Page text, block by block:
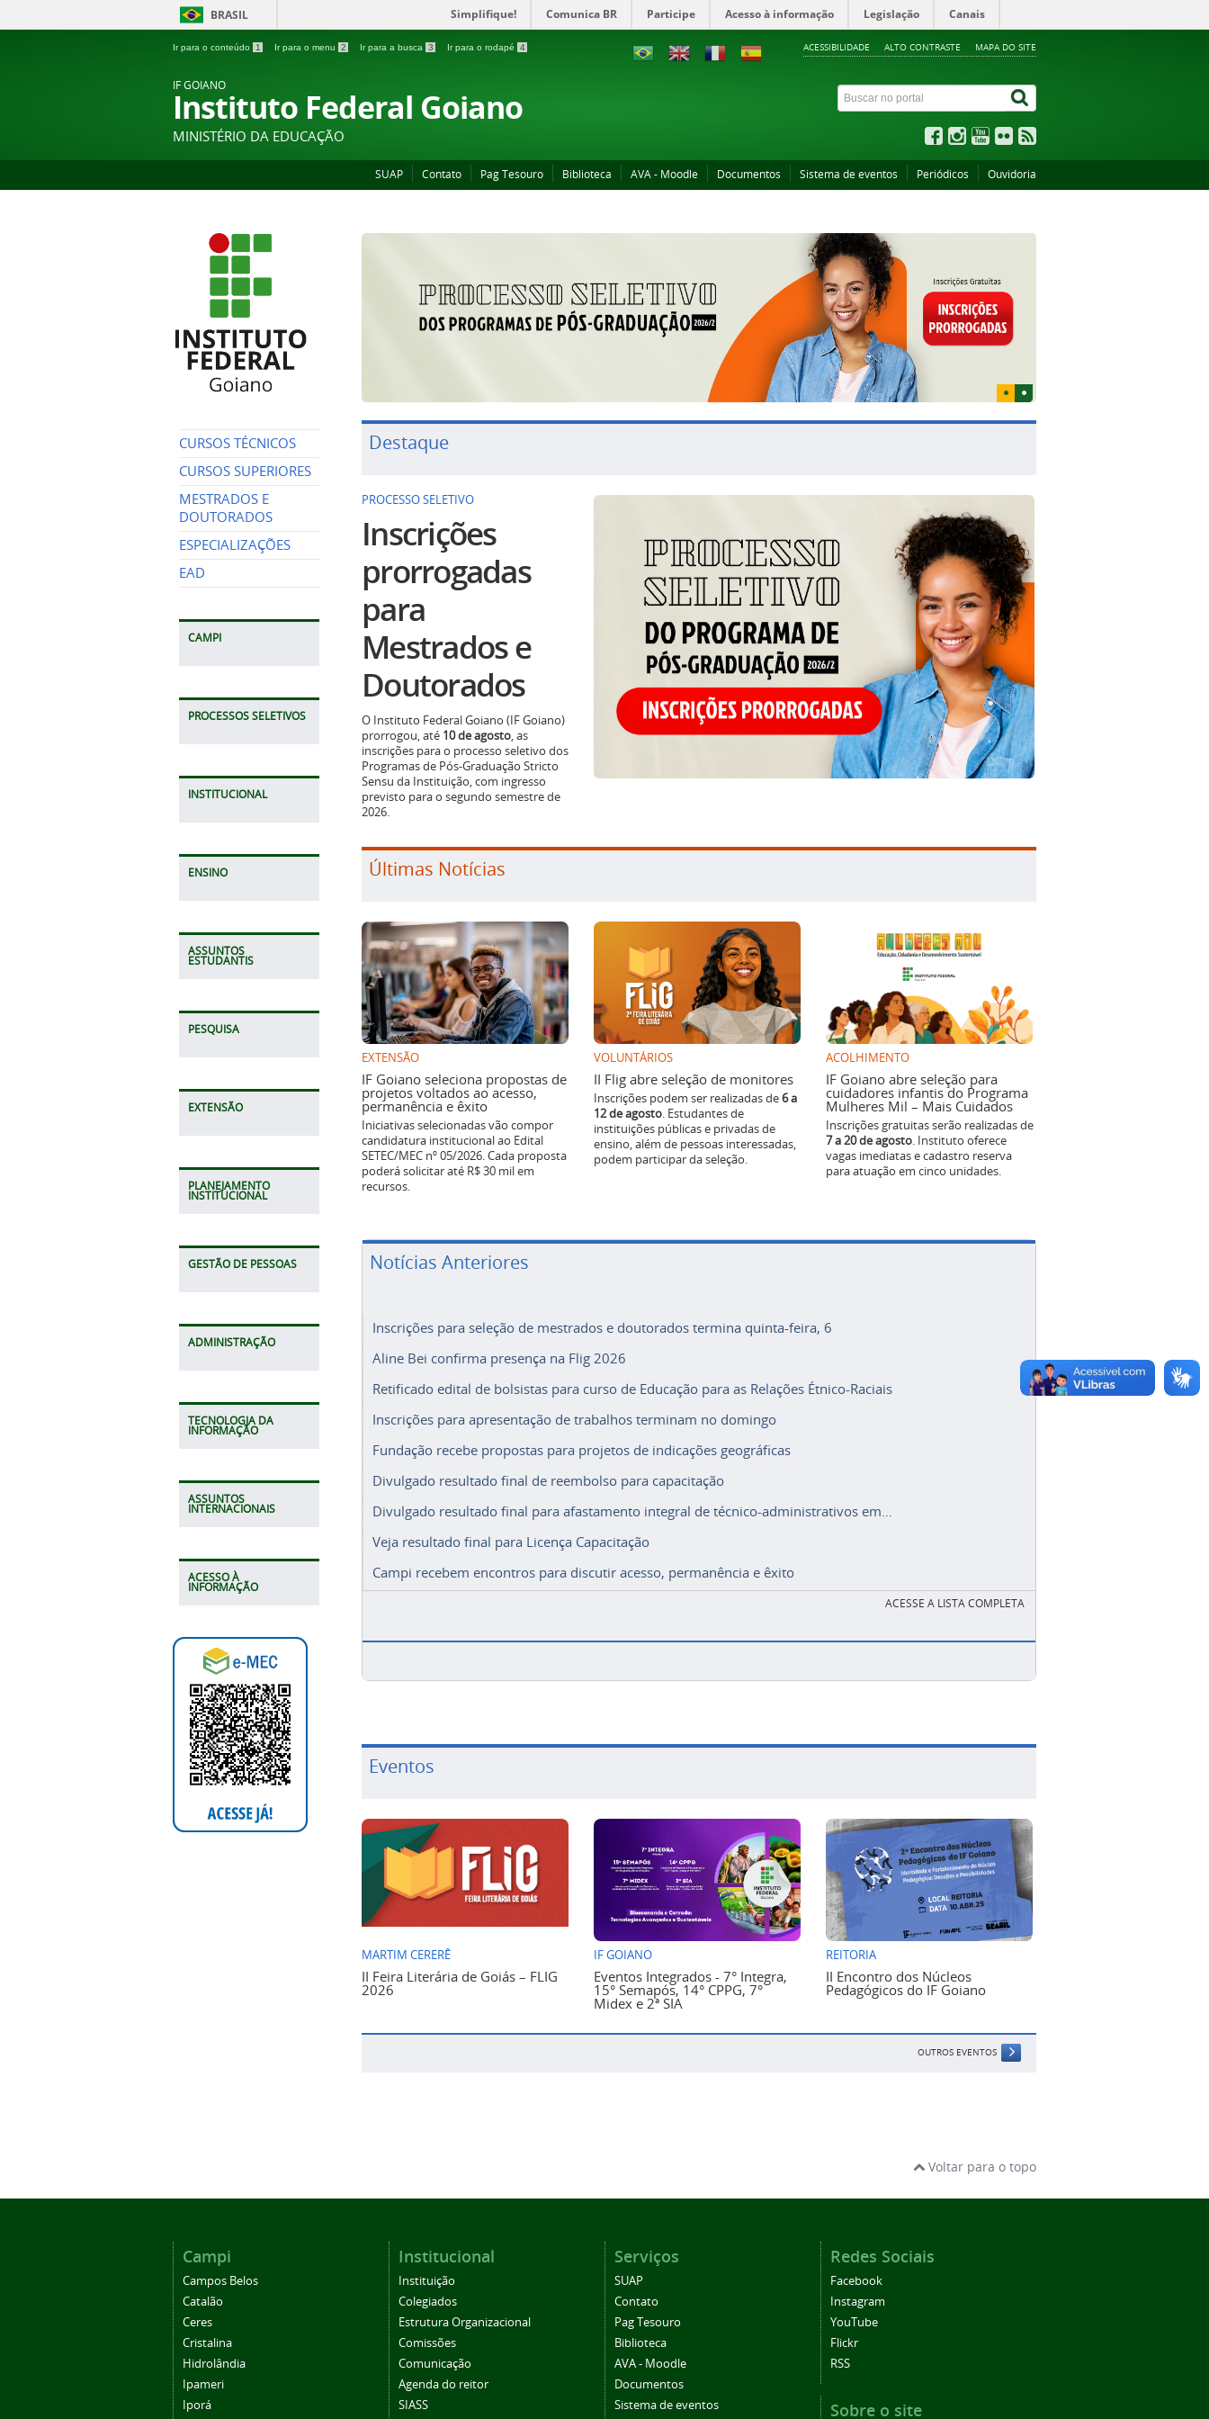
BRASIL Simplifique! Comunica BR Participe Acesso à informação Legislação Canais
Ir para o conteúdo 1 Ir para o menu 2 Ir para a busca 3 Ir para o rodapé 4 ACESSIBILIDADE ALTO CONTRASTE MAPA DO SITE
IF GOIANO
Instituto Federal Goiano
MINISTÉRIO DA EDUCAÇÃO
SUAP Contato Pag Tesouro Biblioteca AVA - Moodle Documentos Sistema de eventos Periódicos Ouvidoria
CURSOS TÉCNICOS
CURSOS SUPERIORES
MESTRADOS E
DOUTORADOS
ESPECIALIZAÇÕES
EAD
CAMPI
PROCESSOS SELETIVOS
INSTITUCIONAL
ENSINO
ASSUNTOS
ESTUDANTIS
PESQUISA
EXTENSÃO
PLANEJAMENTO
INSTITUCIONAL
GESTÃO DE PESSOAS
ADMINISTRAÇÃO
TECNOLOGIA DA
INFORMAÇÃO
ASSUNTOS
INTERNACIONAIS
ACESSO À
INFORMAÇÃO
Destaque
PROCESSO SELETIVO
Inscrições
prorrogadas
para
Mestrados e
Doutorados
O Instituto Federal Goiano (IF Goiano)
prorrogou, até 10 de agosto, as
inscrições para o processo seletivo dos
Programas de Pós-Graduação Stricto
Sensu da Instituição, com ingresso
previsto para o segundo semestre de
2026.
Últimas Notícias
EXTENSÃO
IF Goiano seleciona propostas de
projetos voltados ao acesso,
permanência e êxito
Iniciativas selecionadas vão compor
candidatura institucional ao Edital
SETEC/MEC nº 05/2026. Cada proposta
poderá solicitar até R$ 30 mil em
recursos.
VOLUNTÁRIOS
II Flig abre seleção de monitores
Inscrições podem ser realizadas de6 a
12 de agosto. Estudantes de
instituições públicas e privadas de
ensino, além de pessoas interessadas,
podem participar da seleção.
ACOLHIMENTO
IF Goiano abre seleção para
cuidadores infantis do Programa
Mulheres Mil – Mais Cuidados
Inscrições gratuitas serão realizadas de
7 a 20 de agosto. Instituto oferece
vagas imediatas e cadastro reserva
para atuação em cinco unidades.
Notícias Anteriores
Inscrições para seleção de mestrados e doutorados termina quinta-feira, 6
Aline Bei confirma presença na Flig 2026
Retificado edital de bolsistas para curso de Educação para as Relações Étnico-Raciais
Inscrições para apresentação de trabalhos terminam no domingo
Fundação recebe propostas para projetos de indicações geográficas
Divulgado resultado final de reembolso para capacitação
Divulgado resultado final para afastamento integral de técnico-administrativos em...
Veja resultado final para Licença Capacitação
Campi recebem encontros para discutir acesso, permanência e êxito
ACESSE A LISTA COMPLETA
Eventos
MARTIM CERERÊ
II Feira Literária de Goiás – FLIG
2026
IF GOIANO
Eventos Integrados - 7° Integra,
15° Semapós, 14° CPPG, 7°
Midex e 2ª SIA
REITORIA
II Encontro dos Núcleos
Pedagógicos do IF Goiano
OUTROS EVENTOS
Voltar para o topo
Campi
Campos Belos
Catalão
Ceres
Cristalina
Hidrolândia
Ipameri
Iporá
Institucional
Instituição
Colegiados
Estrutura Organizacional
Comissões
Comunicação
Agenda do reitor
SIASS
Serviços
SUAP
Contato
Pag Tesouro
Biblioteca
AVA - Moodle
Documentos
Sistema de eventos
Redes Sociais
Facebook
Instagram
YouTube
Flickr
RSS
Sobre o site